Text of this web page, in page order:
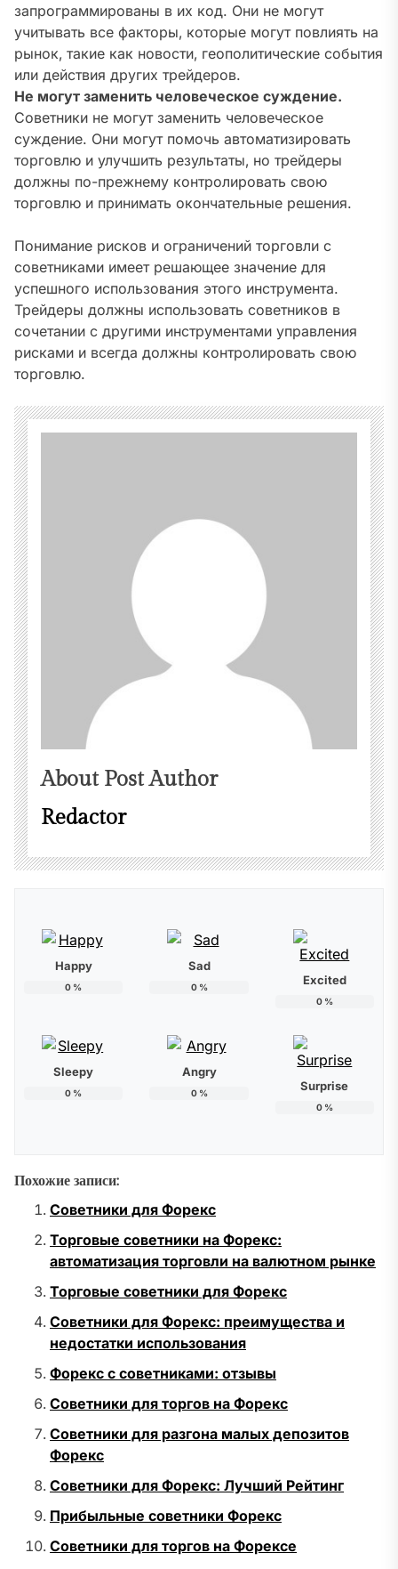
запрограммированы в их код. Они не могут
учитывать все факторы‚ которые могут повлиять на
рынок‚ такие как новости‚ геополитические события
или действия других трейдеров.
Не могут заменить человеческое суждение.
Советники не могут заменить человеческое
суждение. Они могут помочь автоматизировать
торговлю и улучшить результаты‚ но трейдеры
должны по-прежнему контролировать свою
торговлю и принимать окончательные решения.
Понимание рисков и ограничений торговли с
советниками имеет решающее значение для
успешного использования этого инструмента.
Трейдеры должны использовать советников в
сочетании с другими инструментами управления
рисками и всегда должны контролировать свою
торговлю.
About Post Author
Redactor
Happy
0 %
Sad
0% Excited
0%
Sleepy
0 %
Angry
0% Surprise
0%
Похожие записи:
Советники для Форекс
Торговые советники на Форекс:
автоматизация торговли на валютном рынке
Торговые советники для Форекс
Советники для Форекс: преимущества и
недостатки использования
Форекс с советниками: отзывы
Советники для торгов на Форекс
Советники для разгона малых депозитов
Форекс
Советники для Форекс: Лучший Рейтинг
Прибыльные советники Форекс
Советники для торгов на Форексе